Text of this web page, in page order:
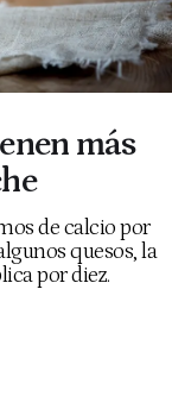
más
de calcio por
quesos, la
por diez.